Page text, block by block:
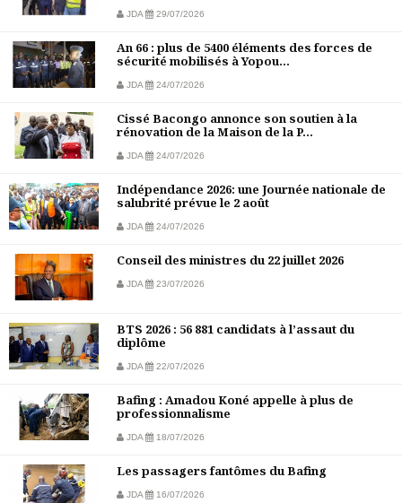
JDA 29/07/2026
An 66 : plus de 5400 éléments des forces de
sécurité mobilisés à Yopou...
JDA 24/07/2026
Cissé Bacongo annonce son soutien à la
rénovation de la Maison de la P...
JDA 24/07/2026
Indépendance 2026: une Journée nationale de
salubrité prévue le 2 août
JDA 24/07/2026
Conseil des ministres du 22 juillet 2026
JDA 23/07/2026
BTS 2026 : 56 881 candidats à l’assaut du
diplôme
JDA 22/07/2026
Bafing : Amadou Koné appelle à plus de
professionnalisme
JDA 18/07/2026
Les passagers fantômes du Bafing
JDA 16/07/2026